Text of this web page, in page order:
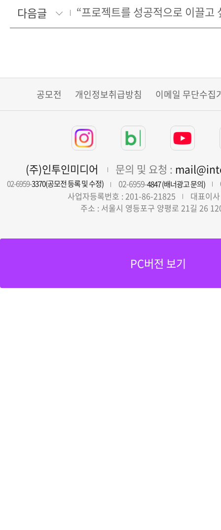
다음글
공모전 개인정보취급방침 이메일 무단수집
(주)인투인미디어 문의 및 요청 :
02-6959-3370(공모전 등록 및 수정) 02-6959-4847 (배너광고 문의)
사업자등록번호 : 201-86-21825
대표이
주소 : 서울시 영등포구 양평로 21길 26
PC버전 보기